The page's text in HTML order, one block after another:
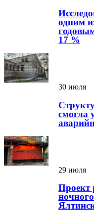
одним
17 %
30 июля
смогла
29 июля
Проект